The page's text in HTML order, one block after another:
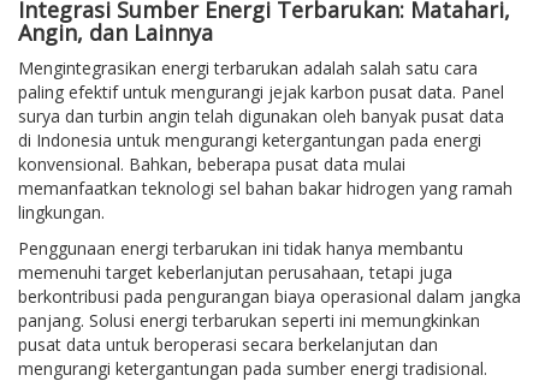
Integrasi Sumber Energi Terbarukan: Matahari,
Angin, dan Lainnya
Mengintegrasikan energi terbarukan adalah salah satu cara
paling efektif untuk mengurangi jejak karbon pusat data. Panel
surya dan turbin angin telah digunakan oleh banyak pusat data
di Indonesia untuk mengurangi ketergantungan pada energi
konvensional. Bahkan, beberapa pusat data mulai
memanfaatkan teknologi sel bahan bakar hidrogen yang ramah
lingkungan.
Penggunaan energi terbarukan ini tidak hanya membantu
memenuhi target keberlanjutan perusahaan, tetapi juga
berkontribusi pada pengurangan biaya operasional dalam jangka
panjang. Solusi energi terbarukan seperti ini memungkinkan
pusat data untuk beroperasi secara berkelanjutan dan
mengurangi ketergantungan pada sumber energi tradisional.